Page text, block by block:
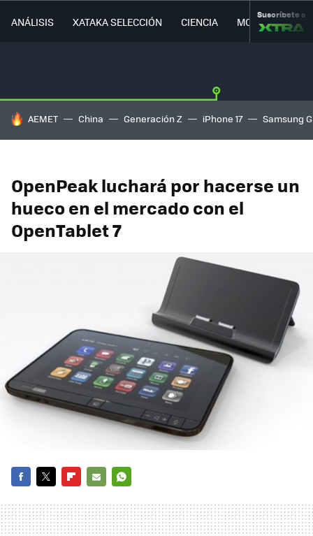
ANÁLISIS XATAKA SELECCIÓN CIENCIA MOVILIDAD
Suscríbete a
HOY SE HABLA DE
AEMET China Generación Z iPhone 17 Samsung
OpenPeak luchará por hacerse un
hueco en el mercado con el
OpenTablet 7
MAIL